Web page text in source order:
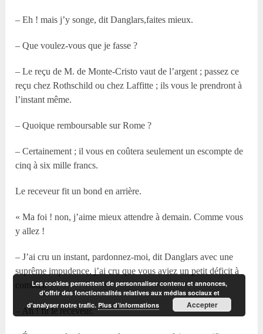
– Eh ! mais j’y songe, dit Danglars,faites mieux.
– Que voulez-vous que je fasse ?
– Le reçu de M. de Monte-Cristo vaut de l’argent ; passez ce
reçu chez Rothschild ou chez Laffitte ; ils vous le prendront à
l’instant même.
– Quoique remboursable sur Rome ?
– Certainement ; il vous en coûtera seulement un escompte de
cinq à six mille francs.
Le receveur fit un bond en arrière.
« Ma foi ! non, j’aime mieux attendre à demain. Comme vous
y allez !
– J’ai cru un instant, pardonnez-moi, dit Danglars avec une
suprême impudence, j’ai cru que vous aviez un petit déficit à
combler.
– Ah ! fit le receveur.
Les cookies permettent de personnaliser contenu et annonces,
d'offrir des fonctionnalités relatives aux médias sociaux et
d'analyser notre trafic.Plus d’informations Accepter